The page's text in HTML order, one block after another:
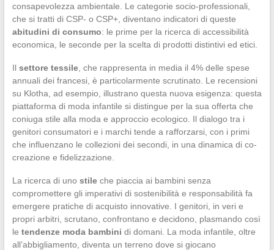
consapevolezza ambientale. Le categorie socio-professionali,
che si tratti di CSP- o CSP+, diventano indicatori di queste
abitudini di consumo: le prime per la ricerca di accessibilità
economica, le seconde per la scelta di prodotti distintivi ed etici.
Il settore tessile, che rappresenta in media il 4% delle spese
annuali dei francesi, è particolarmente scrutinato. Le recensioni
su Klotha, ad esempio, illustrano questa nuova esigenza: questa
piattaforma di moda infantile si distingue per la sua offerta che
coniuga stile alla moda e approccio ecologico. Il dialogo tra i
genitori consumatori e i marchi tende a rafforzarsi, con i primi
che influenzano le collezioni dei secondi, in una dinamica di co-
creazione e fidelizzazione.
La ricerca di uno stileche piaccia ai bambini senza
compromettere gli imperativi di sostenibilità e responsabilità fa
emergere pratiche di acquisto innovative. I genitori, in veri e
propri arbitri, scrutano, confrontano e decidono, plasmando così
le tendenze moda bambini di domani. La moda infantile, oltre
all’abbigliamento, diventa un terreno dove si giocano